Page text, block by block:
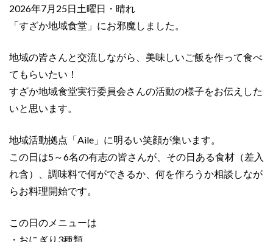
2026年7月25日土曜日・晴れ
「すざか地域食堂」にお邪魔しました。
地域の皆さんと交流しながら、美味しいご飯を作って食べ
てもらいたい！
すざか地域食堂実行委員会さんの活動の様子をお伝えした
いと思います。
地域活動拠点「Aile」に明るい笑顔が集います。
この日は5～6名の有志の皆さんが、その日ある食材（差入
れ含）、調味料で何ができるか、何を作ろうか相談しなが
らお料理開始です。
この日のメニューは
・おにぎり3種類